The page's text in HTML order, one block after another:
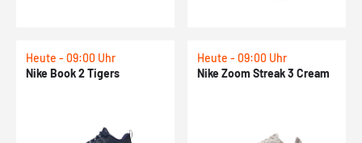
Heute - 09:00 Uhr
Nike Book 2 Tigers
Heute - 09:00 Uhr
Nike Zoom Streak 3 Cream